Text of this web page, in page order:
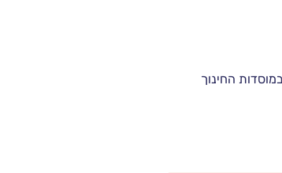
החינוך